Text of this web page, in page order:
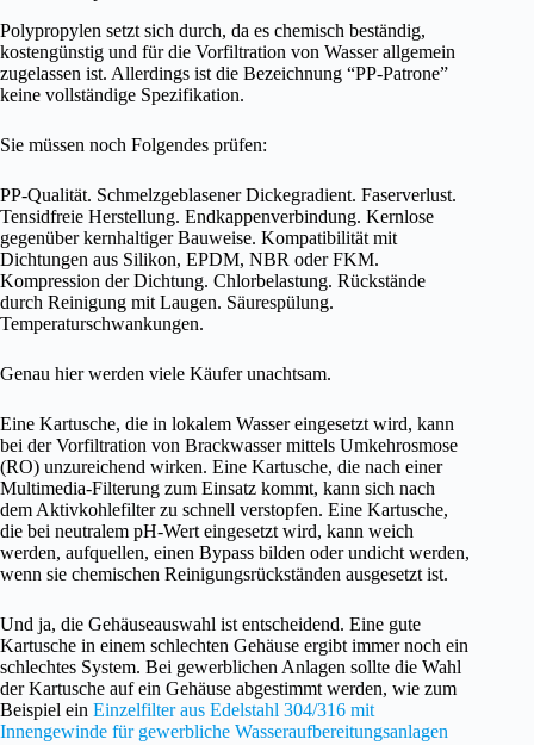
Polypropylen setzt sich durch, da es chemisch beständig,
kostengünstig und für die Vorfiltration von Wasser allgemein
zugelassen ist. Allerdings ist die Bezeichnung “PP-Patrone”
keine vollständige Spezifikation.
Sie müssen noch Folgendes prüfen:
PP-Qualität. Schmelzgeblasener Dickegradient. Faserverlust.
Tensidfreie Herstellung. Endkappenverbindung. Kernlose
gegenüber kernhaltiger Bauweise. Kompatibilität mit
Dichtungen aus Silikon, EPDM, NBR oder FKM.
Kompression der Dichtung. Chlorbelastung. Rückstände
durch Reinigung mit Laugen. Säurespülung.
Temperaturschwankungen.
Genau hier werden viele Käufer unachtsam.
Eine Kartusche, die in lokalem Wasser eingesetzt wird, kann
bei der Vorfiltration von Brackwasser mittels Umkehrosmose
(RO) unzureichend wirken. Eine Kartusche, die nach einer
Multimedia-Filterung zum Einsatz kommt, kann sich nach
dem Aktivkohlefilter zu schnell verstopfen. Eine Kartusche,
die bei neutralem pH-Wert eingesetzt wird, kann weich
werden, aufquellen, einen Bypass bilden oder undicht werden,
wenn sie chemischen Reinigungsrückständen ausgesetzt ist.
Und ja, die Gehäuseauswahl ist entscheidend. Eine gute
Kartusche in einem schlechten Gehäuse ergibt immer noch ein
schlechtes System. Bei gewerblichen Anlagen sollte die Wahl
der Kartusche auf ein Gehäuse abgestimmt werden, wie zum
Beispiel ein Einzelfilter aus Edelstahl 304/316 mit
Innengewinde für gewerbliche Wasseraufbereitungsanlagen